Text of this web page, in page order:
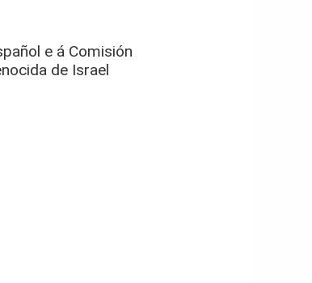
e á Comisión
de Israel